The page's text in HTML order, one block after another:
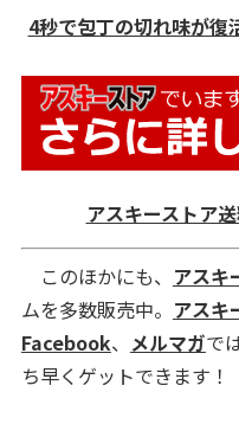
4秒で包丁の切れ味が復
アスキーストア
このほかにも、 アスキ
ムを多数販売中。 アス
Facebook、 メルマガで
ち早くゲットできます